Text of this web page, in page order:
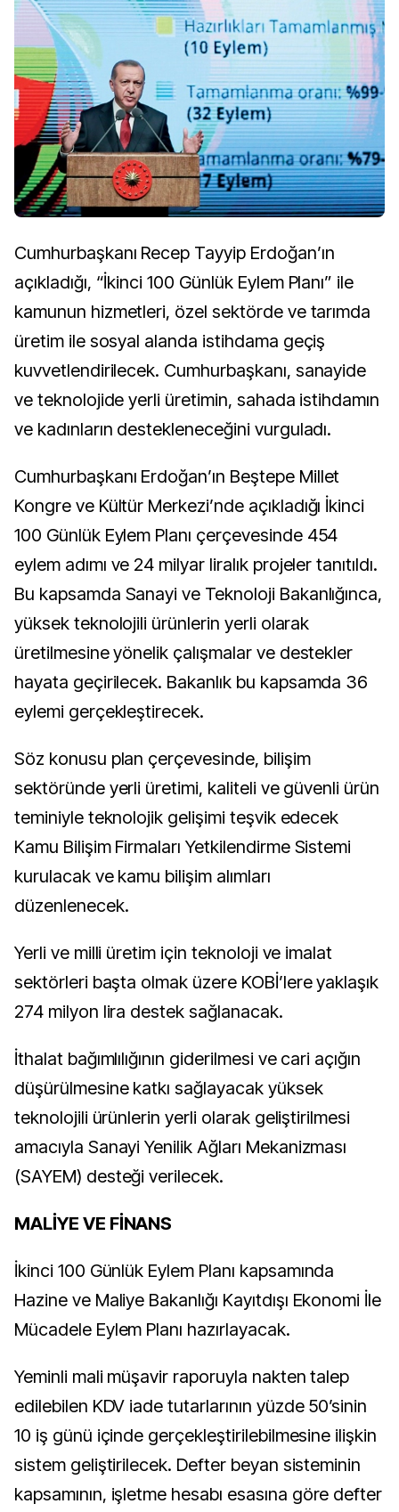
Cumhurbaşkanı Recep Tayyip Erdoğan’ın
açıkladığı, “İkinci 100 Günlük Eylem Planı” ile
kamunun hizmetleri, özel sektörde ve tarımda
üretim ile sosyal alanda istihdama geçiş
kuvvetlendirilecek. Cumhurbaşkanı, sanayide
ve teknolojide yerli üretimin, sahada istihdamın
ve kadınların destekleneceğini vurguladı.
Cumhurbaşkanı Erdoğan’ın Beştepe Millet
Kongre ve Kültür Merkezi’nde açıkladığı İkinci
100 Günlük Eylem Planı çerçevesinde 454
eylem adımı ve 24 milyar liralık projeler tanıtıldı.
Bu kapsamda Sanayi ve Teknoloji Bakanlığınca,
yüksek teknolojili ürünlerin yerli olarak
üretilmesine yönelik çalışmalar ve destekler
hayata geçirilecek. Bakanlık bu kapsamda 36
eylemi gerçekleştirecek.
Söz konusu plan çerçevesinde, bilişim
sektöründe yerli üretimi, kaliteli ve güvenli ürün
teminiyle teknolojik gelişimi teşvik edecek
Kamu Bilişim Firmaları Yetkilendirme Sistemi
kurulacak ve kamu bilişim alımları
düzenlenecek.
Yerli ve milli üretim için teknoloji ve imalat
sektörleri başta olmak üzere KOBİ’lere yaklaşık
274 milyon lira destek sağlanacak.
İthalat bağımlılığının giderilmesi ve cari açığın
düşürülmesine katkı sağlayacak yüksek
teknolojili ürünlerin yerli olarak geliştirilmesi
amacıyla Sanayi Yenilik Ağları Mekanizması
(SAYEM) desteği verilecek.
MALİYE VE FİNANS
İkinci 100 Günlük Eylem Planı kapsamında
Hazine ve Maliye Bakanlığı Kayıtdışı Ekonomi İle
Mücadele Eylem Planı hazırlayacak.
Yeminli mali müşavir raporuyla nakten talep
edilebilen KDV iade tutarlarının yüzde 50’sinin
10 iş günü içinde gerçekleştirilebilmesine ilişkin
sistem geliştirilecek. Defter beyan sisteminin
kapsamının, işletme hesabı esasına göre defter